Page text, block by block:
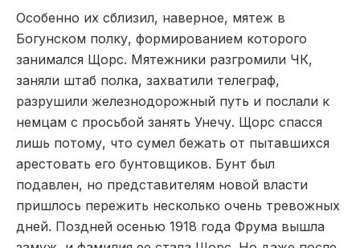
Особенно их сблизил, наверное, мятеж в
Богунском полку, формированием которого
занимался Щорс. Мятежники разгромили ЧК,
заняли штаб полка, захватили телеграф,
разрушили железнодорожный путь и послали к
немцам с просьбой занять Унечу. Щорс спасся
лишь потому, что сумел бежать от пытавшихся
арестовать его бунтовщиков. Бунт был
подавлен, но представителям новой власти
пришлось пережить несколько очень тревожных
дней. Поздней осенью 1918 года Фрума вышла